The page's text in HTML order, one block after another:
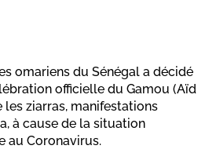
omariens du Sénégal a décidé
officielle du Gamou (Aïd
ziarras, manifestations
à cause de la situation
au Coronavirus.